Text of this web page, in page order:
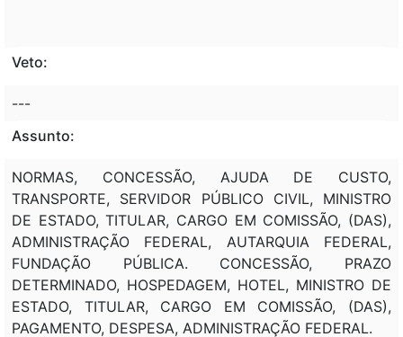
Veto:
---
Assunto:
NORMAS, CONCESSÃO, AJUDA DE CUSTO,
TRANSPORTE, SERVIDOR PÚBLICO CIVIL, MINISTRO
DE ESTADO, TITULAR, CARGO EM COMISSÃO, (DAS),
ADMINISTRAÇÃO FEDERAL, AUTARQUIA FEDERAL,
FUNDAÇÃO PÚBLICA. CONCESSÃO, PRAZO
DETERMINADO, HOSPEDAGEM, HOTEL, MINISTRO DE
ESTADO, TITULAR, CARGO EM COMISSÃO, (DAS),
PAGAMENTO, DESPESA, ADMINISTRAÇÃO FEDERAL.